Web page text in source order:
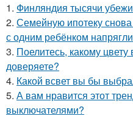
1. Финляндия тысячи
2. Семейную ипотеку
с одним ребёнком
3. Поелитесь, какому
доверяете?
4. Какой всвет вы бы
5. А вам нравится этот
выключателями?